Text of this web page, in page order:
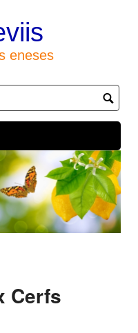
eneses
Cerfs